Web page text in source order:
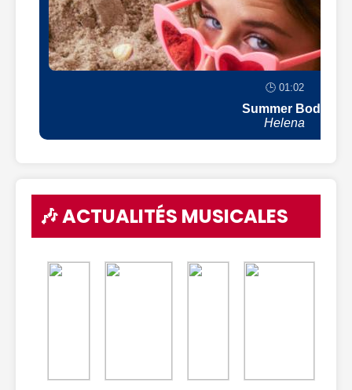
🕒 01:02
Summer Body
Helena
🎶 ACTUALITÉS MUSICALES